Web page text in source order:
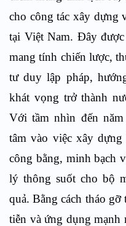
cho công tác xây dựng
tại Việt Nam. Đây
mang tính chiến lược,
tư duy lập pháp,
khát vọng trở thành
Với tầm nhìn đến
tâm vào việc xây
công bằng, minh bạch
lý thông suốt cho bộ
quả. Bằng cách tháo
tiễn và ứng dụng mạnh